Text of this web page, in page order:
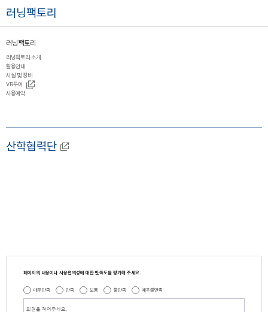
러닝팩토리
러닝팩토리
러닝팩토리 소개
활용안내
시설 및 장비
VR투어
사용예약
산학협력단
페이지의 내용이나 사용편의성에 대한 만족도를 평가해 주세요.
매우만족 만족 보통 불만족 매우불만족